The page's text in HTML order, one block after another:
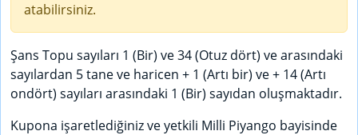
atabilirsiniz.
Şans Topu sayıları 1 (Bir) ve 34 (Otuz dört) ve arasındaki
sayılardan 5 tane ve haricen + 1 (Artı bir) ve + 14 (Artı
ondört) sayıları arasındaki 1 (Bir) sayıdan oluşmaktadır.
Kupona işaretlediğiniz ve yetkili Milli Piyango bayisinde